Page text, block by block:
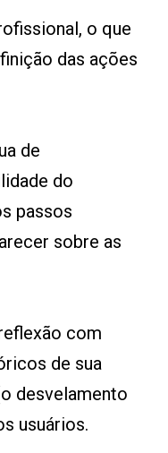
o que
das ações
de
do
passos
sobre as
com
de sua
desvelamento
usuários.